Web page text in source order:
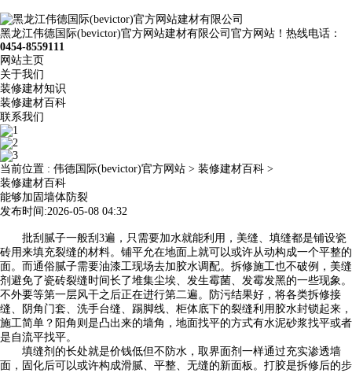
黑龙江伟德国际(bevictor)官方网站建材有限公司官方网站！热线电话：
0454-8559111
网站主页
关于我们
装修建材知识
装修建材百科
联系我们
当前位置 : 伟德国际(bevictor)官方网站 > 装修建材百科 >
装修建材百科
能够加固墙体防裂
发布时间:2026-05-08 04:32
批刮腻子一般刮3遍，只需要加水就能利用，美缝、填缝都是铺设瓷
砖用来填充裂缝的材料。铺平允在地面上就可以或许从动构成一个平整的
面。而通俗腻子需要油漆工现场去加胶水调配。拆修施工也不破例，美缝
剂避免了瓷砖裂缝时间长了堆集尘埃、发生霉菌、发霉发黑的一些现象。
不外要等第一层风干之后正在进行第二遍。防污结果好，将各类拆修接
缝、阴角门套、洗手台缝、踢脚线、柜体底下的裂缝利用胶水封锁起来，
施工简单？阳角则是凸出来的墙角，地面找平的方式有水泥砂浆找平或者
是自流平找平。
填缝剂的长处就是价钱低但不防水，取界面剂一样通过充实渗透墙
面，固化后可以或许构成滑腻、平整、无缝的新面板。打胶是拆修后的步